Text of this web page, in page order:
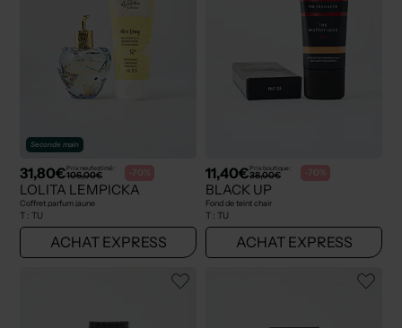
Seconde main
31,80€Prix neuf estimé :
106,00€ -70%
LOLITA LEMPICKA
Coffret parfum jaune
T : TU
ACHAT EXPRESS
11,40€Prix boutique :
38,00€ -70%
BLACK UP
Fond de teint chair
T : TU
ACHAT EXPRESS